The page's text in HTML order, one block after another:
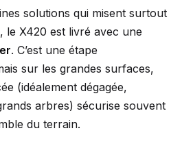
solutions qui misent surtout
le X420 est livré avec une
. C’est une étape
sur les grandes surfaces,
(idéalement dégagée,
arbres) sécurise souvent
du terrain.